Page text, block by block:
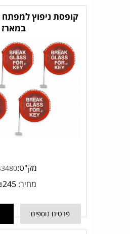
במארז
מק"ט:
מחיר:245
פרטים נוספים